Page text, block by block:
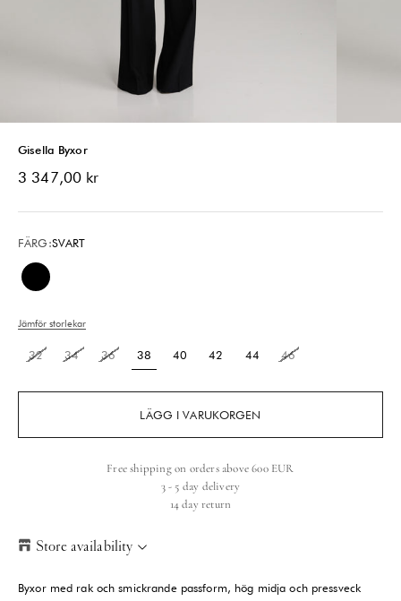
Gisella Byxor
REA-pris
3 347,00 kr
FÄRG:SVART
Svart
Jämför storlekar
32 34 36 38 40 42 44 46
LÄGG I VARUKORGEN
Free shipping on orders above 600 EUR
3 - 5 day delivery
14 day return
Store availability
Helsinki Store - Sold out
Byxor med rak och smickrande passform, hög midja och pressveck